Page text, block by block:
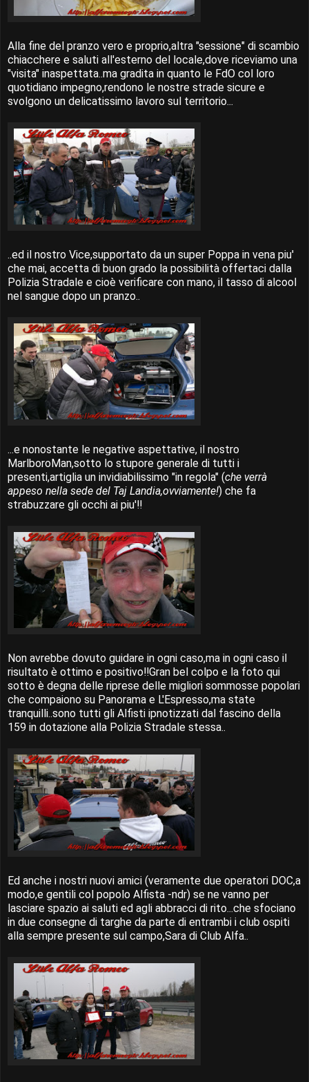
Alla fine del pranzo vero e proprio,altra "sessione" di scambio
chiacchere e saluti all'esterno del locale,dove riceviamo una
"visita" inaspettata..ma gradita in quanto le FdO col loro
quotidiano impegno,rendono le nostre strade sicure e
svolgono un delicatissimo lavoro sul territorio...
..ed il nostro Vice,supportato da un super Poppa in vena piu'
che mai, accetta di buon grado la possibilità offertaci dalla
Polizia Stradale e cioè verificare con mano, il tasso di alcool
nel sangue dopo un pranzo..
...e nonostante le negative aspettative, il nostro
MarlboroMan,sotto lo stupore generale di tutti i
presenti,artiglia un invidiabilissimo "in regola" (che verrà
appeso nella sede del Taj Landia,ovviamente!) che fa
strabuzzare gli occhi ai piu'!!
Non avrebbe dovuto guidare in ogni caso,ma in ogni caso il
risultato è ottimo e positivo!!Gran bel colpo e la foto qui
sotto è degna delle riprese delle migliori sommosse popolari
che compaiono su Panorama e L'Espresso,ma state
tranquilli..sono tutti gli Alfisti ipnotizzati dal fascino della
159 in dotazione alla Polizia Stradale stessa..
Ed anche i nostri nuovi amici (veramente due operatori DOC,a
modo,e gentili col popolo Alfista -ndr) se ne vanno per
lasciare spazio ai saluti ed agli abbracci di rito...che sfociano
in due consegne di targhe da parte di entrambi i club ospiti
alla sempre presente sul campo,Sara di Club Alfa..